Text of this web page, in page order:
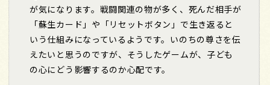
が気になります。戦闘関連の物が多く、死んだ相手が
「蘇生カード」や「リセットボタン」で生き返ると
いう仕組みになっているようです。いのちの尊さを伝
えたいと思うのですが、そうしたゲームが、子ども
の心にどう影響するのか心配です。